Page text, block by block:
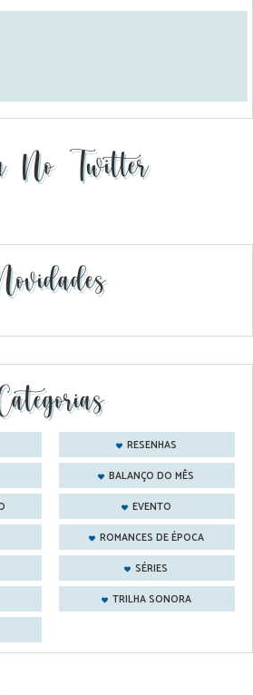
No Twitter
RESENHAS
BALANÇO DO MÊS
EVENTO
ROMANCES DE ÉPOCA
SÉRIES
TRILHA SONORA